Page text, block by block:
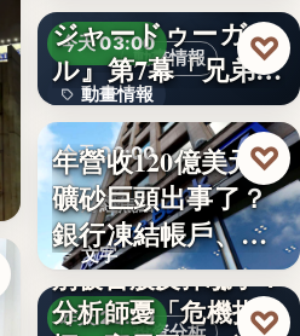
40%
動畫情報
今天 03:00
動畫情報
文字
ジャードゥーガ
ル』第7幕「兄弟」
あらす…
♡
今天 00:00
財經焦點
文字
年營收120億美元鐵
礦砂巨頭出事了？
銀行凍結帳戶、礦
商急…
♡
昨天 23:59
別被台股反彈騙了？
分析師憂「危機指♡